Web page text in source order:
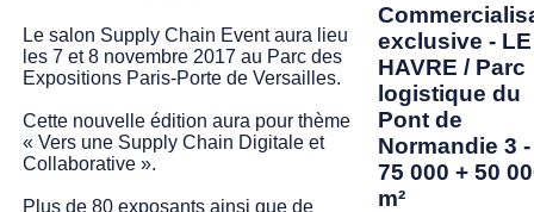
Le salon Supply Chain Event aura lieu
les 7 et 8 novembre 2017 au Parc des
Expositions Paris-Porte de Versailles.
Cette nouvelle édition aura pour thème
« Vers une Supply Chain Digitale et
Collaborative ».
Plus de 80 exposants ainsi que de
exclusive - LE
HAVRE / Parc
logistique du
Pont de
Normandie 3 -
75 000 + 50
m²